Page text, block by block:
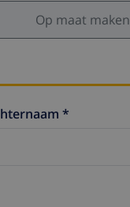
Op maat
*